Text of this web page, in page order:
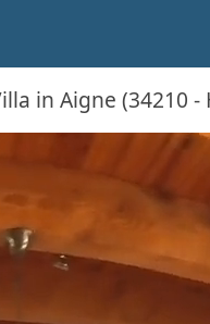
in Aigne (34210 -